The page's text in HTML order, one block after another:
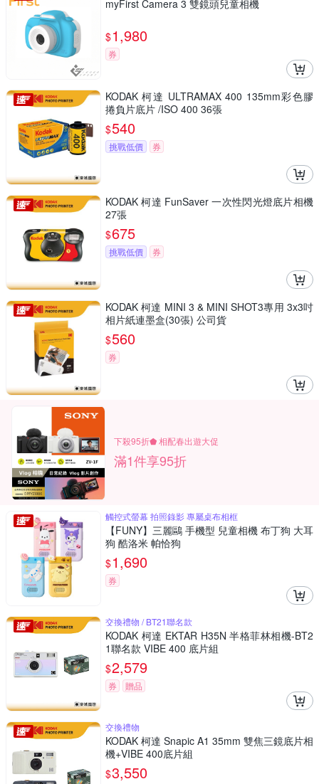
myFirst Camera 3 雙鏡頭兒童相機
$1,980
券
KODAK 柯達 ULTRAMAX 400 135mm彩色膠
捲負片底片 /ISO 400 36張
$540
挑戰低價 券
KODAK 柯達 FunSaver 一次性閃光燈底片相機
27張
$675
挑戰低價 券
KODAK 柯達 MINI 3 & MINI SHOT3專用 3x3吋
相片紙連墨盒(30張) 公司貨
$560
券
下殺95折⬟ 相配春出遊大促
滿1件享95折
觸控式螢幕 拍照錄影 專屬桌布相框
【FUNY】三麗鷗 手機型 兒童相機 布丁狗 大耳
狗 酷洛米 帕恰狗
$1,690
券
交換禮物 / BT21聯名款
KODAK 柯達 EKTAR H35N 半格菲林相機-BT2
1聯名款 VIBE 400 底片組
$2,579
券 贈品
交換禮物
KODAK 柯達 Snapic A1 35mm 雙焦三鏡底片相
機+VIBE 400底片組
$3,550